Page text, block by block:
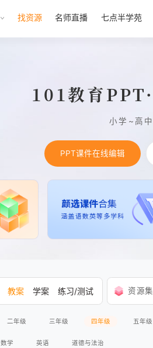
找资源 名师直播 七点半学苑
101教育
小学~高
PPT课件在线编辑
教案 学案 练习/测试 资源
二年级 三年级 四年级 五年级
数学 英语 道德与法治